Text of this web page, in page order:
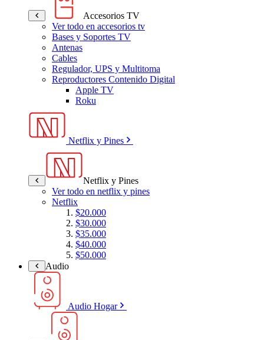
Accesorios TV
Ver todo en accesorios tv
Bases y Soportes TV
Antenas
Cables
Regulador, UPS y Multitoma
Reproductores Contenido Digital
Apple TV
Roku
Netflix y Pines
Netflix y Pines
Ver todo en netflix y pines
Netflix
$20.000
$30.000
$35.000
$40.000
$50.000
Audio
Audio Hogar